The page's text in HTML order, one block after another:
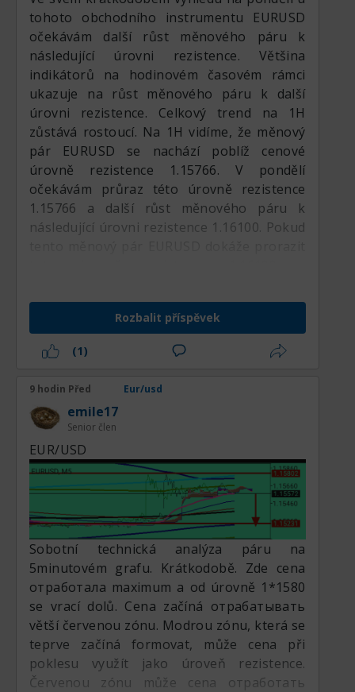
tohoto obchodního instrumentu EURUSD
očekávám další růst měnového páru k
následující úrovni rezistence. Většina
indikátorů na hodinovém časovém rámci
ukazuje na růst měnového páru k další
úrovni rezistence. Celkový trend na 1H
zůstává rostoucí. Na 1H vidíme, že měnový
pár EURUSD se nachází poblíž cenové
úrovně rezistence 1.15766. V pondělí
očekávám průraz této úrovně rezistence
1.15766 a další růst měnového páru k
následující úrovni rezistence 1.16100. Pokud
další růst měnového páru k následující
úrovni rezistence.
Ale pokud tento měnový pár EURUSD
nedokáže prorazit tuto úroveň rezistence
podpory 1.15488.
Rozbalit příspěvek
(1)
9 hodin Před Eur/usd
emile17
Senior člen
EUR/USD
Sobotní technická analýza páru na
5minutovém grafu. Krátkodobě. Zde cena
отработала maximum a od úrovně 1*1580
se vrací dolů. Cena začíná отрабатывать
větší červenou zónu. Modrou zónu, která se
teprve začíná formovat, může cena při
poklesu využít jako úroveň rezistence.
Červenou zónu může cena отработать